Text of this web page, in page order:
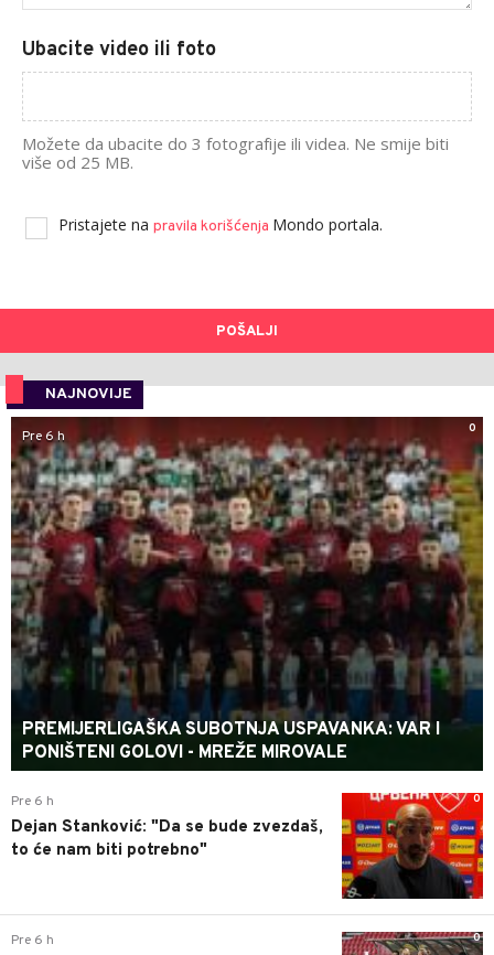
Ubacite video ili foto
Možete da ubacite do 3 fotografije ili videa. Ne smije biti
više od 25 MB.
Pristajete na pravila korišćenja Mondo portala.
POŠALJI
NAJNOVIJE
0
Pre 6 h
PREMIJERLIGAŠKA SUBOTNJA USPAVANKA: VAR I
PONIŠTENI GOLOVI - MREŽE MIROVALE
0
Pre 6 h
Dejan Stanković: "Da se bude zvezdaš,
to će nam biti potrebno"
0
Pre 6 h